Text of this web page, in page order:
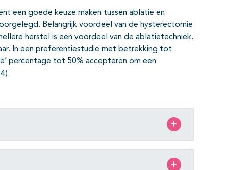
een goede keuze maken tussen ablatie en
Belangrijk voordeel van de hysterectomie
herstel is een voordeel van de ablatietechniek.
In een preferentiestudie met betrekking tot
percentage tot 50% accepteren om een